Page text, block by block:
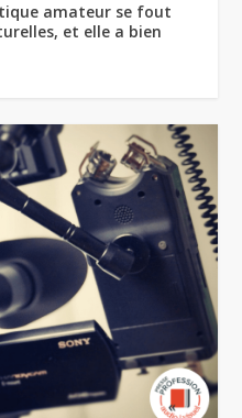
amateur se fout
et elle a bien